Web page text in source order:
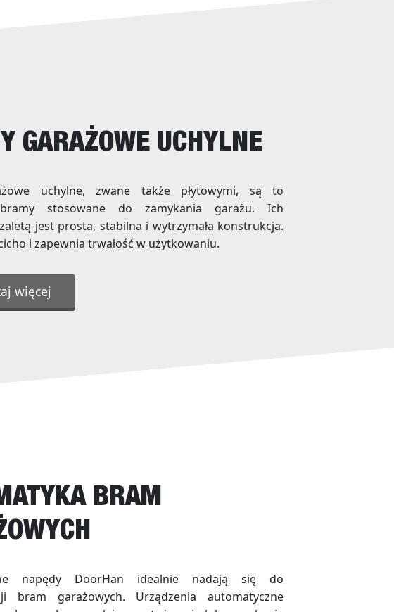
GARAŻOWE UCHYLNE
uchylne, zwane także płytowymi, są to
stosowane do zamykania garażu. Ich
jest prosta, stabilna i wytrzymała konstrukcja.
i zapewnia trwałość w użytkowaniu.
więcej
BRAM
napędy DoorHan idealnie nadają się do
bram garażowych. Urządzenia automatyczne